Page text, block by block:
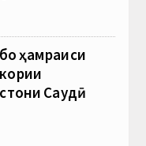
ҳамраиси
Саудӣ